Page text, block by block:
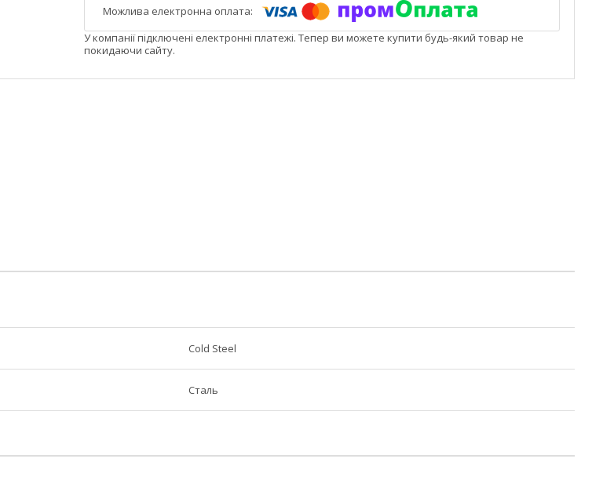
У компанії підключені електронні платежі. Тепер ви можете купити будь-який товар не
покидаючи сайту.
Cold Steel
Сталь